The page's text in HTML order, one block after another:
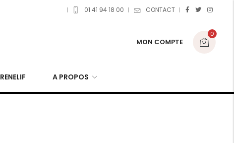
01 41 94 18 00 CONTACT
MON COMPTE
0
RENELIF A PROPOS